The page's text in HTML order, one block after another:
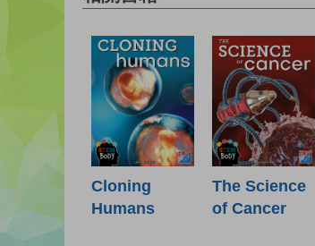
Cloning
Humans
The Science
of Cancer